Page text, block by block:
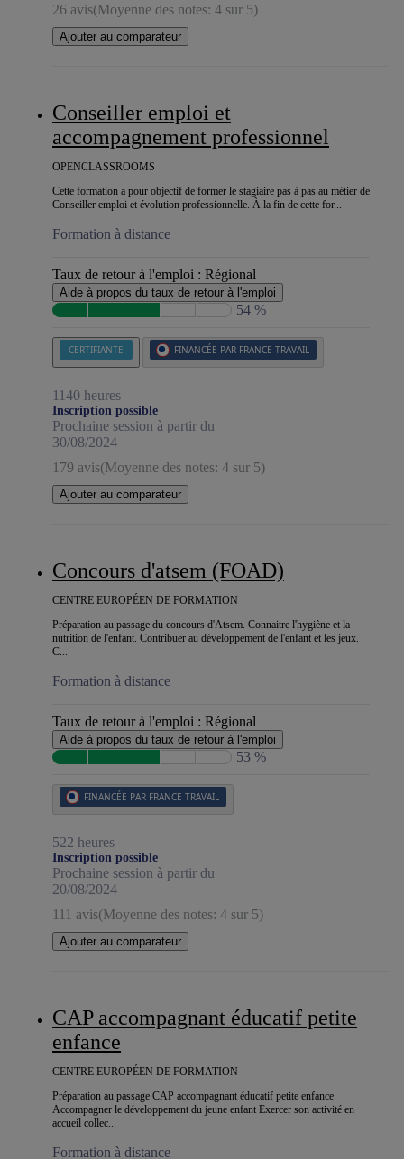
26 avis(Moyenne des notes: 4 sur 5)
Ajouter au comparateur
Conseiller emploi et
accompagnement professionnel
OPENCLASSROOMS
Cette formation a pour objectif de former le stagiaire pas à pas au métier de
Conseiller emploi et évolution professionnelle. À la fin de cette for...
Formation à distance
Taux de retour à l'emploi : Régional
Aide à propos du taux de retour à l'emploi
54 %
CERTIFIANTE FINANCÉE PAR FRANCE TRAVAIL
1140 heures
Inscription possible
Prochaine session à partir du
30/08/2024
179 avis(Moyenne des notes: 4 sur 5)
Ajouter au comparateur
Concours d'atsem (FOAD)
CENTRE EUROPÉEN DE FORMATION
Préparation au passage du concours d'Atsem. Connaitre l'hygiène et la
nutrition de l'enfant. Contribuer au développement de l'enfant et les jeux.
C...
Formation à distance
Taux de retour à l'emploi : Régional
Aide à propos du taux de retour à l'emploi
53 %
FINANCÉE PAR FRANCE TRAVAIL
522 heures
Inscription possible
Prochaine session à partir du
20/08/2024
111 avis(Moyenne des notes: 4 sur 5)
Ajouter au comparateur
CAP accompagnant éducatif petite
enfance
CENTRE EUROPÉEN DE FORMATION
Préparation au passage CAP accompagnant éducatif petite enfance
Accompagner le développement du jeune enfant Exercer son activité en
accueil collec...
Formation à distance